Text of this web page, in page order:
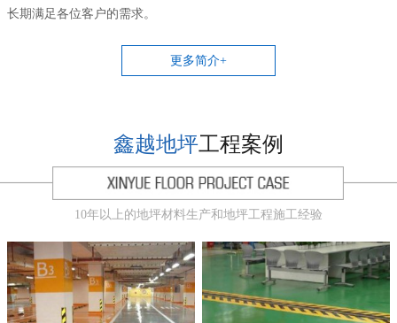
长期满足各位客户的需求。
更多简介+
鑫越地坪工程案例
10年以上的地坪材料生产和地坪工程施工经验